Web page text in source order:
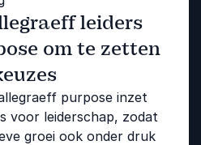
leiders
om te zetten
purpose inzet
voor leiderschap, zodat
groei ook onder druk